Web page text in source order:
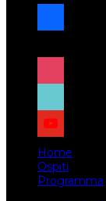
facebook
x
instagram
tiktok
youtube
Home
Ospiti
Programma